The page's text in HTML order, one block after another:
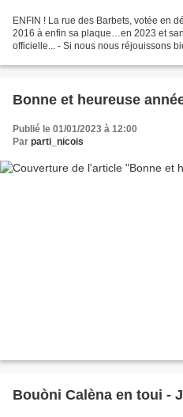
ENFIN ! La rue des Barbets, votée en
2016 à enfin sa plaque…en 2023 et
officielle... - Si nous nous réjouissons
Bonne et heureuse
Publié le 01/01/2023 à 12:00
Par parti_nicois
Bouòni Calèna en toui -